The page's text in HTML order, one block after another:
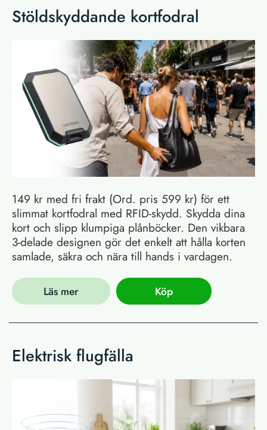
Stöldskyddande kortfodral
149 kr med fri frakt (Ord. pris 599 kr) för ett
slimmat kortfodral med RFID-skydd. Skydda dina
kort och slipp klumpiga plånböcker. Den vikbara
3-delade designen gör det enkelt att hålla korten
samlade, säkra och nära till hands i vardagen.
Läs mer Köp
Elektrisk flugfälla